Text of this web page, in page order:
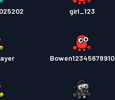
girl_123
Bowen12345678910